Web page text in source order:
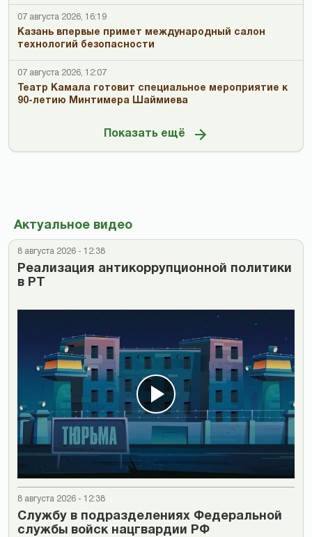
07 августа 2026, 16:19
Казань впервые примет международный салон
технологий безопасности
07 августа 2026, 12:07
Театр Камала готовит специальное мероприятие к
90-летию Минтимера Шаймиева
Показать ещё
Актуальное видео
8 августа 2026 - 12:38
Реализация антикоррупционной политики
в РТ
8 августа 2026 - 12:38
Cлужбу в подразделениях Федеральной
службы войск нацгвардии РФ